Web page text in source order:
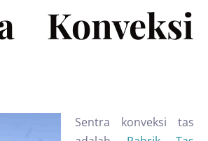
Konveksi
Sentra konveksi tas